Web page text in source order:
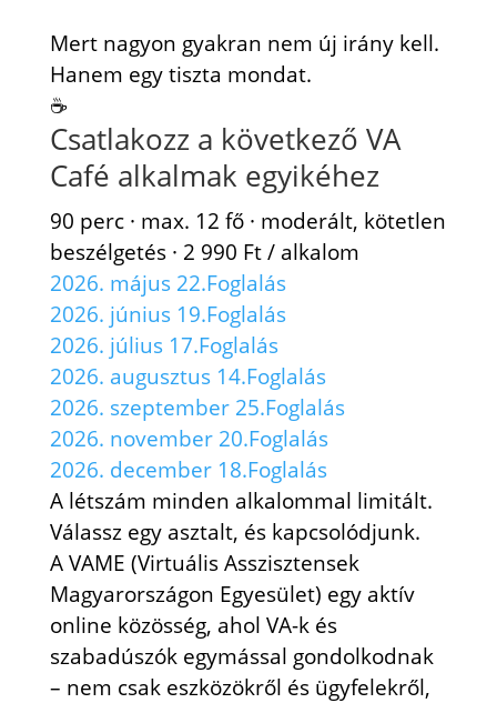
Mert nagyon gyakran nem új irány kell.
Hanem egy tiszta mondat.
☕
Csatlakozz a következő VA
Café alkalmak egyikéhez
90 perc · max. 12 fő · moderált, kötetlen
beszélgetés · 2 990 Ft / alkalom
2026. május 22.Foglalás
2026. június 19.Foglalás
2026. július 17.Foglalás
2026. augusztus 14.Foglalás
2026. szeptember 25.Foglalás
2026. november 20.Foglalás
2026. december 18.Foglalás
A létszám minden alkalommal limitált.
Válassz egy asztalt, és kapcsolódjunk.
A VAME (Virtuális Asszisztensek
Magyarországon Egyesület) egy aktív
online közösség, ahol VA-k és
szabadúszók egymással gondolkodnak
– nem csak eszközökről és ügyfelekről,